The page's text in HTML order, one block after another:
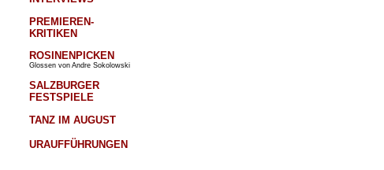
PREMIEREN-
KRITIKEN
ROSINENPICKEN
Glossen von Andre Sokolowski
SALZBURGER
FESTSPIELE
TANZ IM AUGUST
URAUFFÜHRUNGEN